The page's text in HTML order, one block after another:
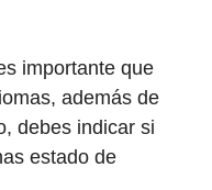
importante que
además de
debes indicar si
estado de